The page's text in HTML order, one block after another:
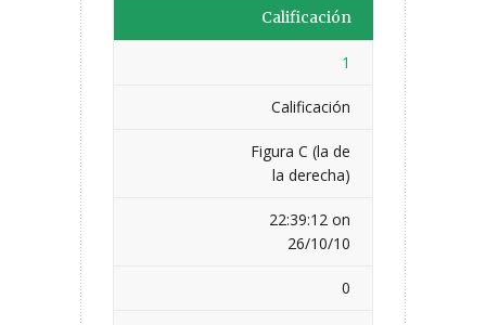
Calificación
1
Calificación
Figura C (la de
la derecha)
22:39:12 on
26/10/10
0